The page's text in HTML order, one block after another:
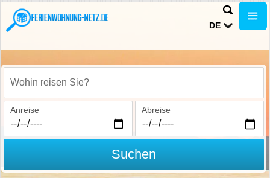
DE
Wohin reisen Sie?
Anreise Abreise
Suchen